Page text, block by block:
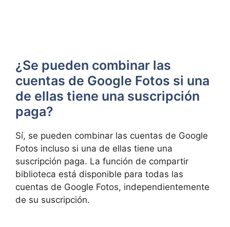
¿Se pueden combinar ⁢las
cuentas de Google Fotos si una
de ellas tiene una suscripción
⁤paga?
Sí, se pueden combinar las⁣ cuentas de ⁢Google
Fotos incluso ‌si una de ellas tiene una
suscripción paga. La ​función de compartir
biblioteca está disponible para todas las
cuentas de Google Fotos, independientemente
de su suscripción.